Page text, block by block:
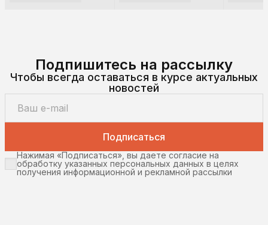
Подпишитесь на рассылку
Чтобы всегда оставаться в курсе актуальных
новостей
Подписаться
Нажимая «Подписаться», вы даете согласие на
обработку указанных персональных данных в целях
получения информационной и рекламной рассылки